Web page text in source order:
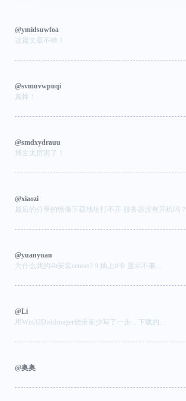
@ymidsuwfoa
这篇文章不错！
@svmuvwpuqi
真棒！
@smdxydrauu
博主太厉害了！
@xiaozi
最后的分享的镜像下载地址打不开 服务器没有开机吗？
@yuanyuan
为什么我的4b安装centos7.9 插上tf卡 显示不兼...
@Li
用Win32DiskImager烧录前少写了一步，下载的....
@奥奥